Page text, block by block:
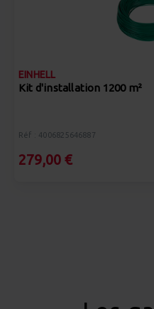
EINHELL
Kit d'installation 1200 m²
Réf : 4006825646887
279,00 €